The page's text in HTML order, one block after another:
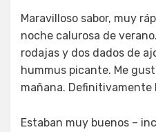
Maravilloso sabor, muy
noche calurosa de
rodajas y dos dados de
hummus picante. Me
mañana. Definitivamente
Estaban muy buenos –